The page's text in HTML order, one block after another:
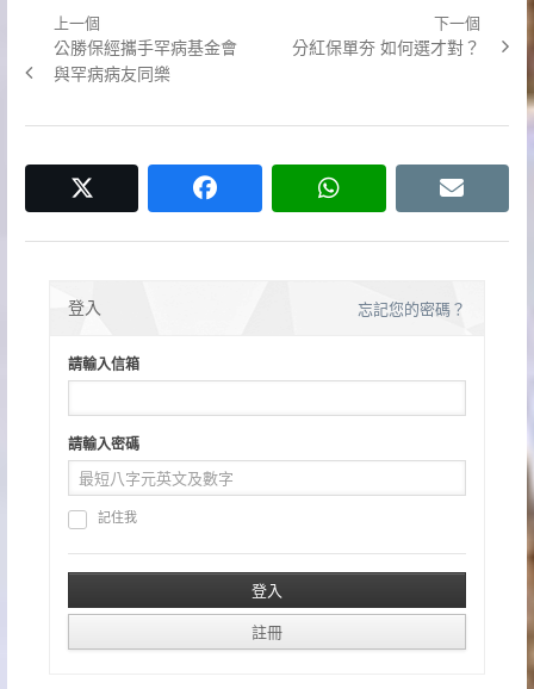
章
導
覽
上一個
Previous
post:
公勝保經攜手罕病基金會
與罕病病友同樂
下一個
Next
分紅保單夯 如何選才對？
facebook whatsapp email
登入 忘記您的密碼？
請輸入信箱
請輸入密碼
記住我